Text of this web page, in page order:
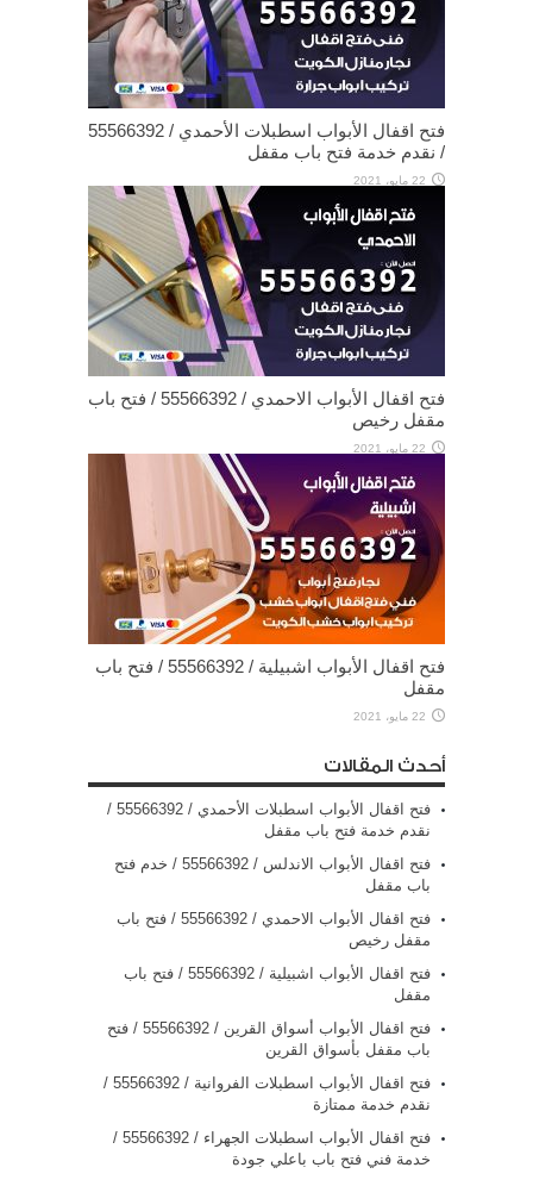
فتح اقفال الأبواب اسطبلات الأحمدي / 55566392
/ نقدم خدمة فتح باب مقفل
22 مايو، 2021
فتح اقفال الأبواب الاحمدي / 55566392 / فتح باب
مقفل رخيص
22 مايو، 2021
فتح اقفال الأبواب اشبيلية / 55566392 / فتح باب
مقفل
22 مايو، 2021
أحدث المقالات
فتح اقفال الأبواب اسطبلات الأحمدي / 55566392 /
نقدم خدمة فتح باب مقفل
فتح اقفال الأبواب الاندلس / 55566392 / خدم فتح
باب مقفل
فتح اقفال الأبواب الاحمدي / 55566392 / فتح باب
مقفل رخيص
فتح اقفال الأبواب اشبيلية / 55566392 / فتح باب
مقفل
فتح اقفال الأبواب أسواق القرين / 55566392 / فتح
باب مقفل بأسواق القرين
فتح اقفال الأبواب اسطبلات الفروانية / 55566392 /
نقدم خدمة ممتازة
فتح اقفال الأبواب اسطبلات الجهراء / 55566392 /
خدمة فني فتح باب باعلي جودة